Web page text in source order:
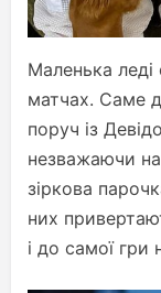
Маленька
матчах. Саме
поруч із
незважаючи
зіркова
них
і до самої гри